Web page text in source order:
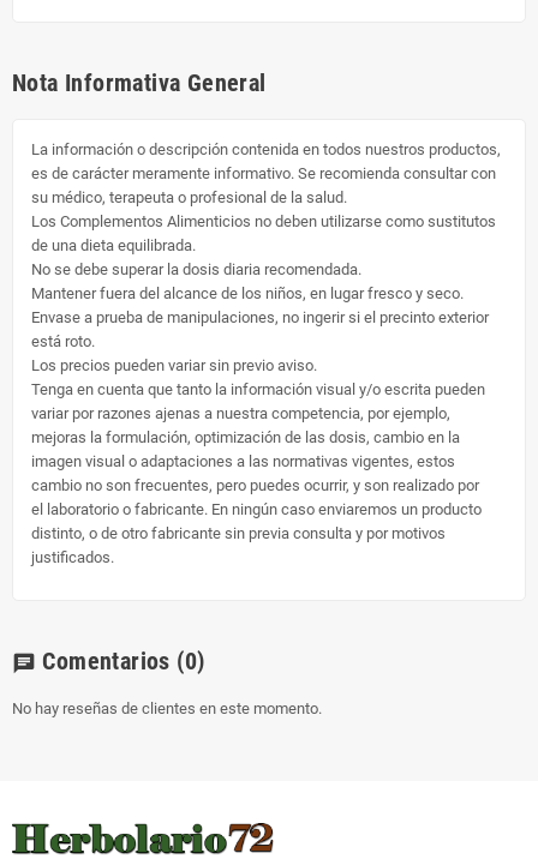
Nota Informativa General
La información o descripción contenida en todos nuestros productos,
es de carácter meramente informativo. Se recomienda consultar con
su médico, terapeuta o profesional de la salud.
Los Complementos Alimenticios no deben utilizarse como sustitutos
de una dieta equilibrada.
No se debe superar la dosis diaria recomendada.
Mantener fuera del alcance de los niños, en lugar fresco y seco.
Envase a prueba de manipulaciones, no ingerir si el precinto exterior
está roto.
Los precios pueden variar sin previo aviso.
Tenga en cuenta que tanto la información visual y/o escrita pueden
variar por razones ajenas a nuestra competencia, por ejemplo,
mejoras la formulación, optimización de las dosis, cambio en la
imagen visual o adaptaciones a las normativas vigentes, estos
cambio no son frecuentes, pero puedes ocurrir, y son realizado por
el laboratorio o fabricante. En ningún caso enviaremos un producto
distinto, o de otro fabricante sin previa consulta y por motivos
justificados.
chat Comentarios (0)
No hay reseñas de clientes en este momento.